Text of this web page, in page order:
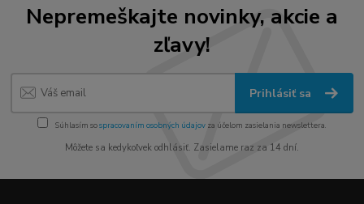
Nepremeškajte novinky, akcie a
zľavy!
Prihlásiť sa
Súhlasím sospracovaním osobných údajov za účelom zasielania newslettera.
Môžete sa kedykoľvek odhlásiť. Zasielame raz za 14 dní.